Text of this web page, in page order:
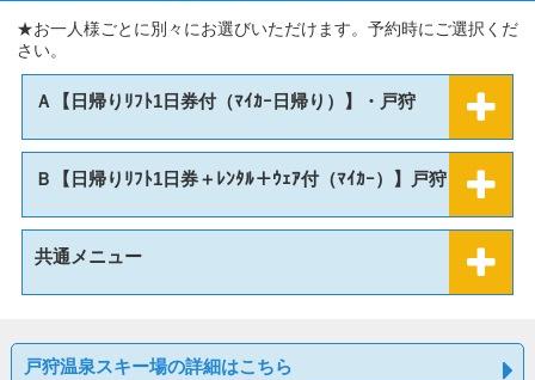
★お一人様ごとに別々にお選びいただけます。予約時にご選択くだ
さい。
Ａ【日帰りﾘﾌﾄ1日券付（ﾏｲｶｰ日帰り）】・戸狩
Ｂ【日帰りﾘﾌﾄ1日券＋ﾚﾝﾀﾙ＋ｳｪｱ付（ﾏｲｶｰ）】戸狩
共通メニュー
戸狩温泉スキー場の詳細はこちら